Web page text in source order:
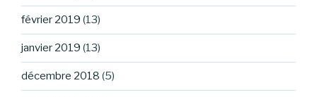
février 2019 (13)
janvier 2019 (13)
décembre 2018 (5)